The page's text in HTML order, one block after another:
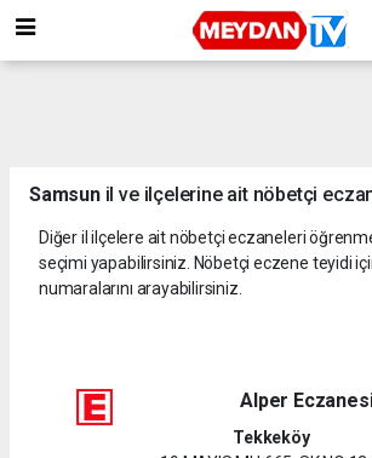
Samsunil ve ilçelerine ait nöbetçi
Diğer il ilçelere ait nöbetçi eczaneleri
seçimi yapabilirsiniz. Nöbetçi eczene teyidi
numaralarını arayabilirsiniz.
Alper
Tekkeköy